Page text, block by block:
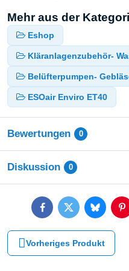
Mehr aus der
Eshop
Kläranlagenzubehör-
Belüfterpumpen-
ESOair Enviro ET40
Bewertungen 0
Diskussion 0
FacebookTwitterBluesky
Vorheriges Produkt